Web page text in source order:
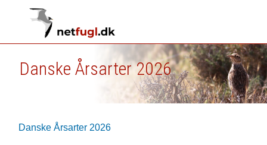
Danske Årsarter 2026
Danske Årsarter 2026